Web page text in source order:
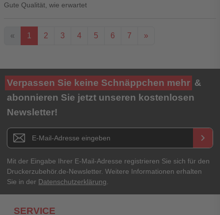
Gute Qualität, wie erwartet
« 1 2 3 4 5 6 7 »
Ihre Bewertung**
★★★★★
Titel**
E-Mail-Adresse
Ihr Passwort
Verpassen Sie keine Schnäppchen mehr &
abonnieren Sie jetzt unseren kostenlosen
Newsletter!
Newsletter E-Mail Adresse keyboard_arrow_right
Mit der Eingabe Ihrer E-Mail-Adresse registrieren Sie sich für den
Druckerzubehör.de-Newsletter. Weitere Informationen erhalten
Sie in der Datenschutzerklärung
SERVICE